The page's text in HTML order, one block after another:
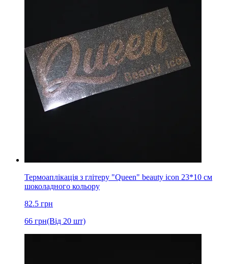
Термоаплікація з глітеру "Queen" beauty icon 23*10 см
шоколадного кольору
82.5 грн
66 грн(Від 20 шт)